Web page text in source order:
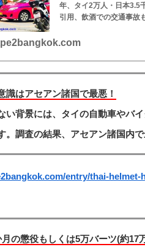
年、タイ2万人・日本3.5
引用、飲酒での交通事故
識はアセアン諸国で最悪！
い背景には、タイの自動車やバ
。調査の結果、アセアン諸国内で
entry/thai-helmet-
の懲役もしくは5万バーツ(約17